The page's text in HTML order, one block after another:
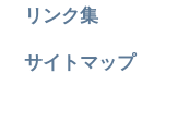
リンク集
サイトマップ